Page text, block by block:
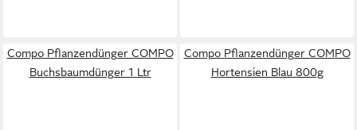
Compo Pflanzendünger COMPO
Buchsbaumdünger 1 Ltr
Compo Pflanzendünger COMPO
Hortensien Blau 800g